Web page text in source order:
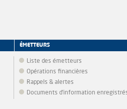
ÉMETTEURS
Liste des émetteurs
Opérations financières
Rappels & alertes
Documents d’information